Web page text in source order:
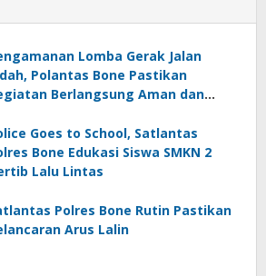
Lomba Gerak Jalan
Polantas Bone Pastikan
Berlangsung Aman dan
Goes to School, Satlantas
Bone Edukasi Siswa SMKN 2
Lalu Lintas
Polres Bone Rutin Pastikan
Arus Lalin